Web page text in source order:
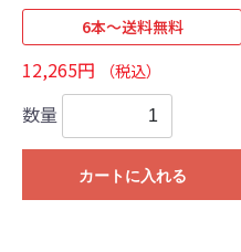
6本～送料無料
12,265円 （税込）
数量
カートに入れる